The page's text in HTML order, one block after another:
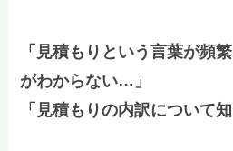
「見積もりという言葉が頻
がわからない…」
「見積もりの内訳について